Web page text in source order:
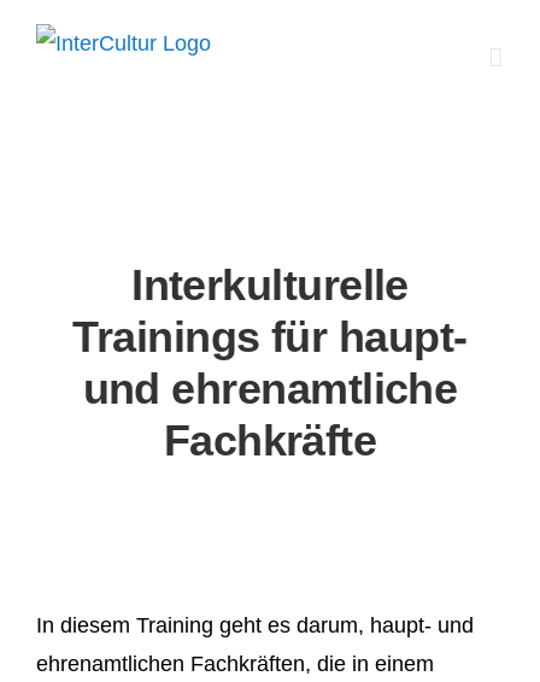
Zum
Interkulturelle
Trainings für haupt-
und ehrenamtliche
Fachkräfte
In diesem Training geht es darum, haupt- und
ehrenamtlichen Fachkräften, die in einem